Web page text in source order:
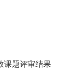
课题评审结果